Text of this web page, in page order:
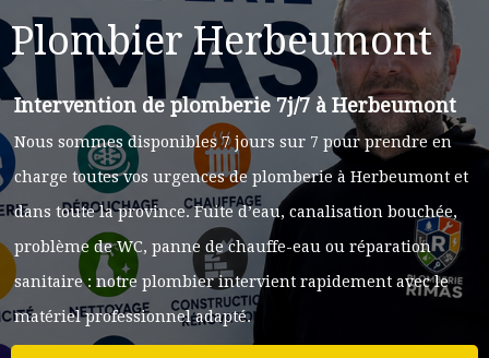
Plombier Herbeumont
Intervention de plomberie 7j/7 à Herbeumont
Nous sommes disponibles 7 jours sur 7 pour prendre en
charge toutes vos urgences de plomberie à Herbeumont et
dans toute la province. Fuite d’eau, canalisation bouchée,
problème de WC, panne de chauffe-eau ou réparation
sanitaire : notre plombier intervient rapidement avec le
matériel professionnel adapté.